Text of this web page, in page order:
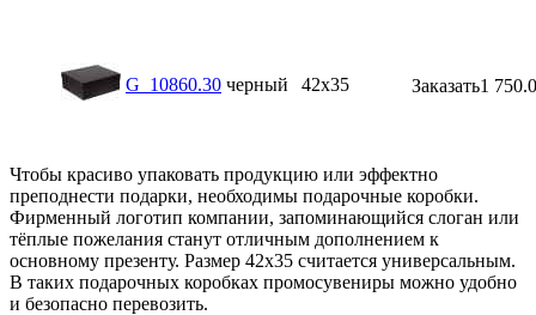
G_10860.30 черный 42х35 Заказать1
Чтобы красиво упаковать продукцию или эффектно
преподнести подарки, необходимы подарочные коробки.
Фирменный логотип компании, запоминающийся слоган или
тёплые пожелания станут отличным дополнением к
основному презенту. Размер 42х35 считается универсальным.
В таких подарочных коробках промосувениры можно удобно
и безопасно перевозить.